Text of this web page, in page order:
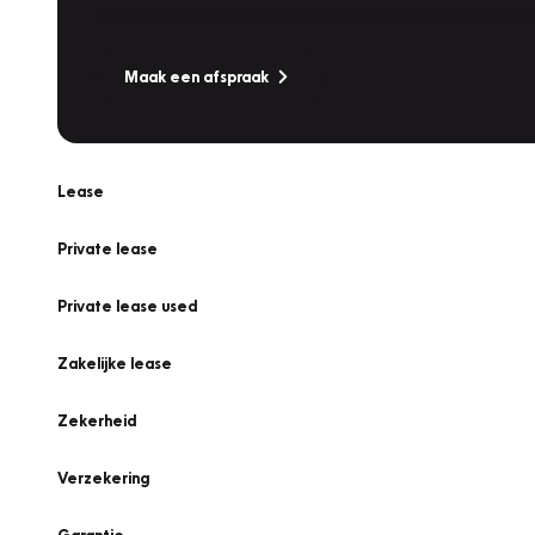
Maak een afspraak
Lease
Private lease
Private lease used
Zakelijke lease
Zekerheid
Verzekering